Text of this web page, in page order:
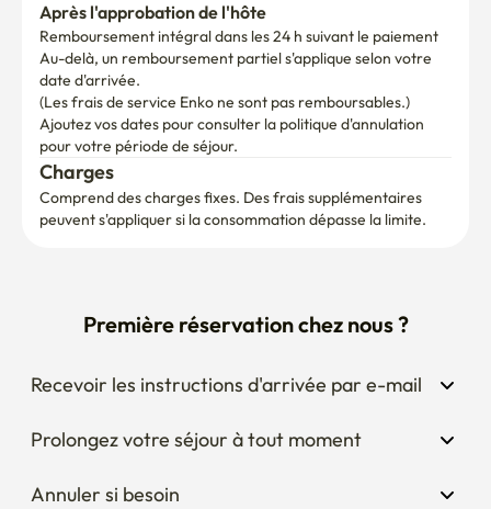
Après l'approbation de l'hôte
Remboursement intégral dans les 24 h suivant le paiement
Au-delà, un remboursement partiel s'applique selon votre
date d'arrivée.
(Les frais de service Enko ne sont pas remboursables.)
Ajoutez vos dates pour consulter la politique d'annulation
pour votre période de séjour.
Charges
Comprend des charges fixes. Des frais supplémentaires
peuvent s'appliquer si la consommation dépasse la limite.
Première réservation chez nous ?
Recevoir les instructions d'arrivée par e-mail
Prolongez votre séjour à tout moment
Annuler si besoin